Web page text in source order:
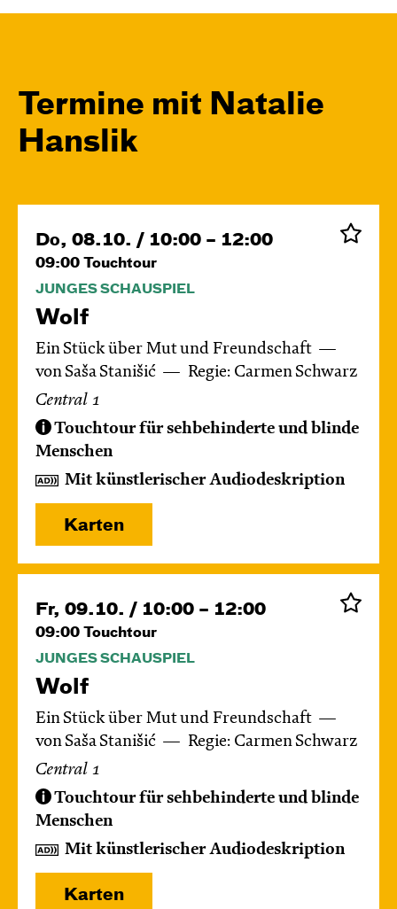
Termine mit Natalie
Hanslik
Do, 08.10. / 10:00 – 12:00
09:00 Touchtour
JUNGES SCHAUSPIEL
Wolf
Ein Stück über Mut und Freundschaft
von Saša Stanišić
Regie: Carmen Schwarz
Central 1
Touchtour für sehbehinderte und blinde
Menschen
Mit künstlerischer Audiodeskription
Karten
Fr, 09.10. / 10:00 – 12:00
09:00 Touchtour
JUNGES SCHAUSPIEL
Wolf
Ein Stück über Mut und Freundschaft
von Saša Stanišić
Regie: Carmen Schwarz
Central 1
Touchtour für sehbehinderte und blinde
Menschen
Mit künstlerischer Audiodeskription
Karten